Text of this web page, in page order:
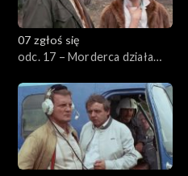
07 zgłoś się
odc. 17 – Morderca działa